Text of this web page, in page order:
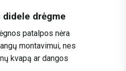
drėgme
patalpos nėra
montavimui, nes
kvapą ar dangos